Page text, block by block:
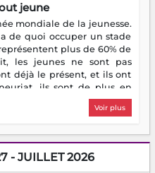
jeune
mondiale de la jeunesse.
de quoi occuper un stade
plus de 60% de
les jeunes ne sont pas
déjà le présent, et ils ont
ils sont de plus en
créer, à risquer — souvent
mais toujours avec cette
les nouvelles sont
vient de décrocher le
Miangaly Elia rafle le Prix
Voir plus
- JUILLET 2026